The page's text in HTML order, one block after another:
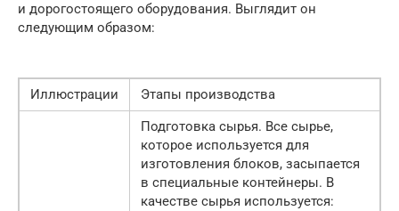
и дорогостоящего оборудования. Выглядит он
следующим образом:
Иллюстрации
Этапы производства
Подготовка сырья. Все сырье,
которое используется для
изготовления блоков, засыпается
в специальные контейнеры. В
качестве сырья используется: